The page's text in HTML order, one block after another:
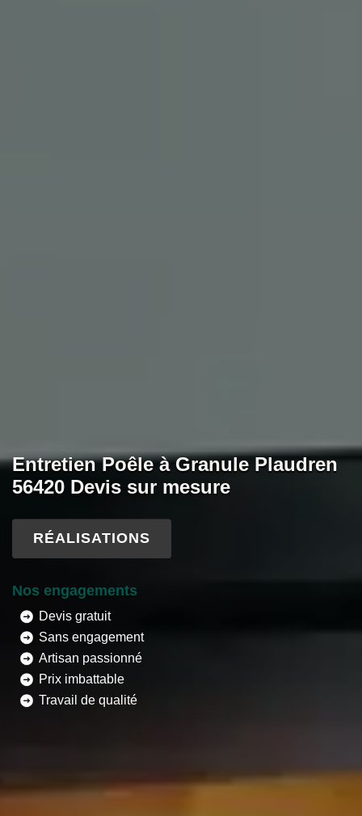
Entretien Poêle à Granule Plaudren
56420 Devis sur mesure
RÉALISATIONS
Nos engagements
Devis gratuit
Sans engagement
Artisan passionné
Prix imbattable
Travail de qualité